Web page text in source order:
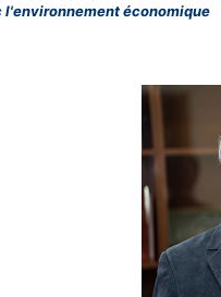
l'environnement économique